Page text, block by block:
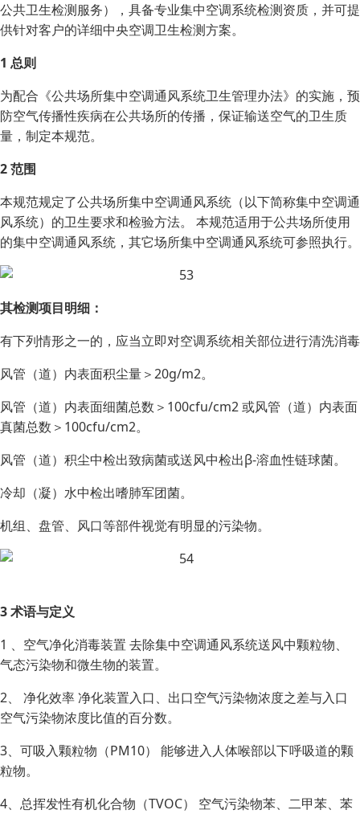
公共卫生检测服务），具备专业集中空调系统检测资质，并可提
供针对客户的详细中央空调卫生检测方案。
1 总则
为配合《公共场所集中空调通风系统卫生管理办法》的实施，预
防空气传播性疾病在公共场所的传播，保证输送空气的卫生质
量，制定本规范。
2 范围
本规范规定了公共场所集中空调通风系统（以下简称集中空调通
风系统）的卫生要求和检验方法。 本规范适用于公共场所使用
的集中空调通风系统，其它场所集中空调通风系统可参照执行。
其检测项目明细：
有下列情形之一的，应当立即对空调系统相关部位进行清洗消毒
风管（道）内表面积尘量＞20g/m2。
风管（道）内表面细菌总数＞100cfu/cm2 或风管（道）内表面
真菌总数＞100cfu/cm2。
风管（道）积尘中检出致病菌或送风中检出β-溶血性链球菌。
冷却（凝）水中检出嗜肺军团菌。
机组、盘管、风口等部件视觉有明显的污染物。
3 术语与定义
1 、空气净化消毒装置 去除集中空调通风系统送风中颗粒物、
气态污染物和微生物的装置。
2、 净化效率 净化装置入口、出口空气污染物浓度之差与入口
空气污染物浓度比值的百分数。
3、可吸入颗粒物（PM10） 能够进入人体喉部以下呼吸道的颗
粒物。
4、总挥发性有机化合物（TVOC） 空气污染物苯、二甲苯、苯